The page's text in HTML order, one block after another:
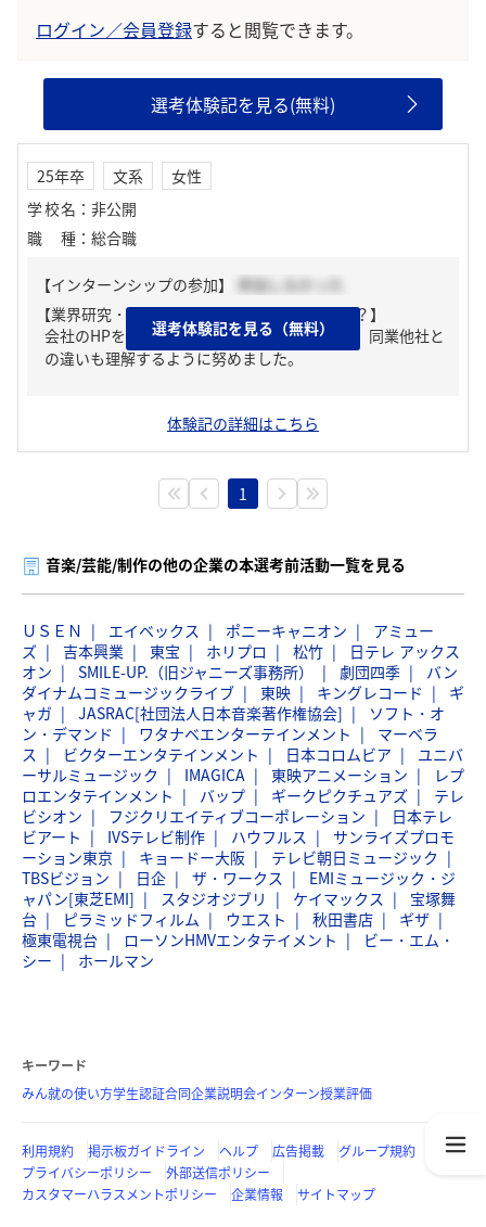
ログイン／会員登録すると閲覧できます。
選考体験記を見る(無料)
25年卒 文系
女性
学校名 ： 非公開
職種 ： 総合職
【インターンシップの参加】
参加しなかった
【業界研究・企業研究はどんな風にしましたか？】
会社のHPを見て企業研究を進めました。また、同業他社と
の違いも理解するように努めました。
選考体験記を見る（無料）
体験記の詳細はこちら
1
音楽/芸能/制作の他の企業の本選考前活動一覧を見る
ＵＳＥＮ エイベックス ポニーキャニオン
アミュー
ズ
吉本興業 東宝 ホリプロ 松竹
日テレ アックス
オン
SMILE-UP.（旧ジャニーズ事務所） 劇団四季
バン
ダイナムコミュージックライブ
東映 キングレコード
ギ
ャガ
JASRAC[社団法人日本音楽著作権協会]
ソフト・オ
ン・デマンド
ワタナベエンターテインメント
マーベラ
ス
ビクターエンタテインメント 日本コロムビア
ユニバ
ーサルミュージック
IMAGICA 東映アニメーション
レプ
ロエンタテインメント
バップ ギークピクチュアズ
テレ
ビシオン
フジクリエイティブコーポレーション
日本テレ
ビアート
IVSテレビ制作 ハウフルス
サンライズプロモ
ーション東京
キョードー大阪
テレビ朝日ミュージック
TBSビジョン
日企 ザ・ワークス
EMIミュージック・ジ
ャパン[東芝EMI]
スタジオジブリ ケイマックス
宝塚舞
台
ピラミッドフィルム ウエスト 秋田書店
ギザ
極東電視台
ローソンHMVエンタテイメント
ビー・エム・
シー
ホールマン
キーワード
みん就の使い方学生認証合同企業説明会インターン授業評価
利用規約 掲示板ガイドライン ヘルプ 広告掲載
グループ規約
プライバシーポリシー
外部送信ポリシー
カスタマーハラスメントポリシー
企業情報 サイトマップ